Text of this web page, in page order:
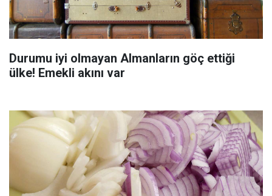
Durumu iyi olmayan Almanların göç ettiği
ülke! Emekli akını var